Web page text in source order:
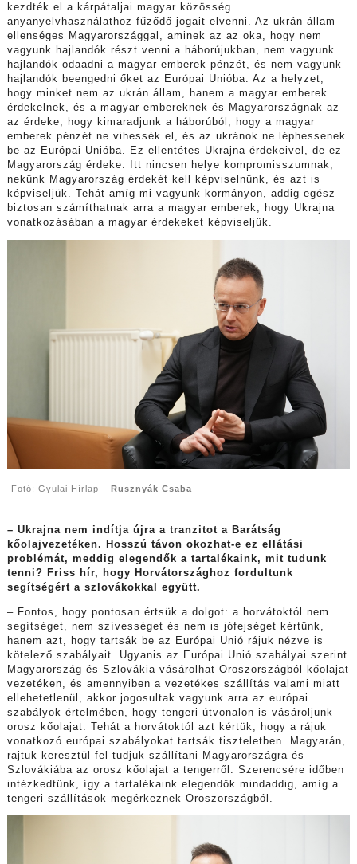
kezdték el a kárpátaljai magyar közösség
anyanyelvhasználathoz fűződő jogait elvenni. Az ukrán állam
ellenséges Magyarországgal, aminek az az oka, hogy nem
vagyunk hajlandók részt venni a háborújukban, nem vagyunk
hajlandók odaadni a magyar emberek pénzét, és nem vagyunk
hajlandók beengedni őket az Európai Unióba. Az a helyzet,
hogy minket nem az ukrán állam, hanem a magyar emberek
érdekelnek, és a magyar embereknek és Magyarországnak az
az érdeke, hogy kimaradjunk a háborúból, hogy a magyar
emberek pénzét ne vihessék el, és az ukránok ne léphessenek
be az Európai Unióba. Ez ellentétes Ukrajna érdekeivel, de ez
Magyarország érdeke. Itt nincsen helye kompromisszumnak,
nekünk Magyarország érdekét kell képviselnünk, és azt is
képviseljük. Tehát amíg mi vagyunk kormányon, addig egész
biztosan számíthatnak arra a magyar emberek, hogy Ukrajna
vonatkozásában a magyar érdekeket képviseljük.
Fotó: Gyulai Hírlap – Rusznyák Csaba
– Ukrajna nem indítja újra a tranzitot a Barátság
kőolajvezetéken. Hosszú távon okozhat-e ez ellátási
problémát, meddig elegendők a tartalékaink, mit tudunk
tenni? Friss hír, hogy Horvátországhoz fordultunk
segítségért a szlovákokkal együtt.
– Fontos, hogy pontosan értsük a dolgot: a horvátoktól nem
segítséget, nem szívességet és nem is jófejséget kértünk,
hanem azt, hogy tartsák be az Európai Unió rájuk nézve is
kötelező szabályait. Ugyanis az Európai Unió szabályai szerint
Magyarország és Szlovákia vásárolhat Oroszországból kőolajat
vezetéken, és amennyiben a vezetékes szállítás valami miatt
ellehetetlenül, akkor jogosultak vagyunk arra az európai
szabályok értelmében, hogy tengeri útvonalon is vásároljunk
orosz kőolajat. Tehát a horvátoktól azt kértük, hogy a rájuk
vonatkozó európai szabályokat tartsák tiszteletben. Magyarán,
rajtuk keresztül fel tudjuk szállítani Magyarországra és
Szlovákiába az orosz kőolajat a tengerről. Szerencsére időben
intézkedtünk, így a tartalékaink elegendők mindaddig, amíg a
tengeri szállítások megérkeznek Oroszországból.